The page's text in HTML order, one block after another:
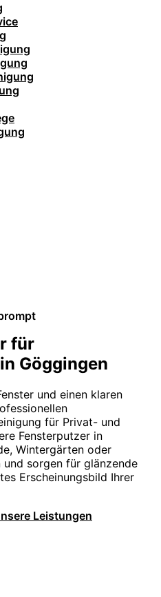
für
Göggingen
und einen klaren
für Privat- und
Fensterputzer in
Wintergärten oder
und sorgen für glänzende
Erscheinungsbild Ihrer
Leistungen